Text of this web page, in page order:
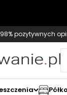
98% pozytywnych